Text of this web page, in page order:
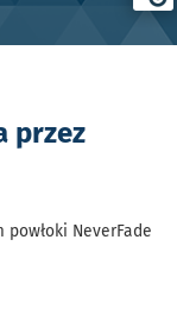
przez
NeverFade